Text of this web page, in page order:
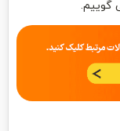
گوییم.